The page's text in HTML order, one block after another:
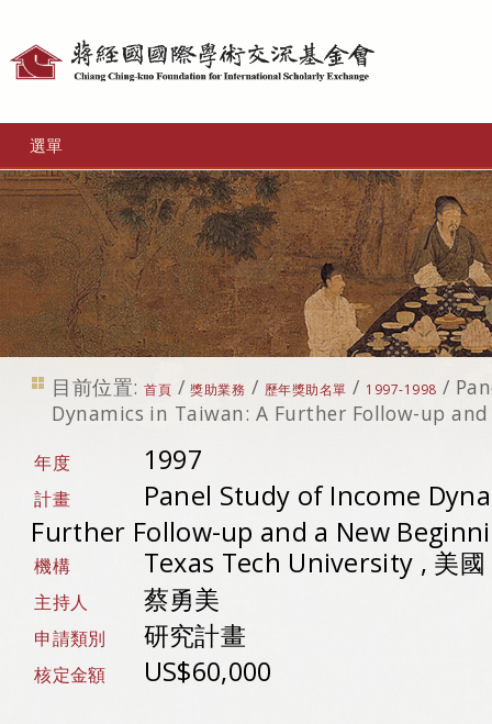
選單
目前位置: 首頁 /獎助業務 / 歷年獎助名單 / 1997-1998 /
Dynamics in Taiwan: A Further Follow-up
年度 1997
計畫
Panel Study of Income
Further Follow-up and a New
機構 Texas Tech University , 美國
主持人 蔡勇美
申請類別 研究計畫
核定金額 US$60,000